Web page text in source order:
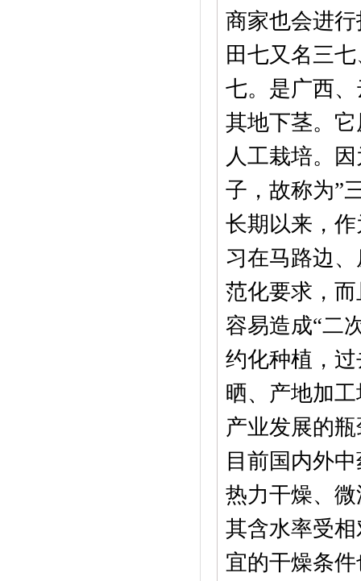
商家也会进
田七又名三
七。是广西
其地下茎。
人工栽培。
子，故称为”
长期以来，
习在马路边
范化要求，
容易造成“二
约化种植，
晒、产地加
产业发展的
目前国内外
热力干燥、
其含水率受
宜的干燥条